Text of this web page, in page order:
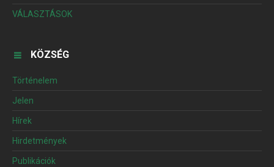
VÁLASZTÁSOK
KÖZSÉG
Történelem
Jelen
Hírek
Hirdetmények
Publikációk